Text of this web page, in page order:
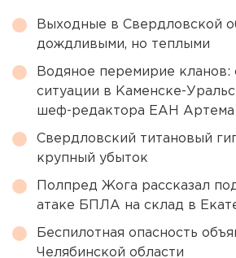
Выходные в Свердловской
дождливыми, но теплыми
Водяное перемирие кланов:
ситуации в Каменске-
шеф-редактора ЕАН Артема
Свердловский титановый
крупный убыток
Полпред Жога рассказал
атаке БПЛА на склад в
Беспилотная опасность
Челябинской области